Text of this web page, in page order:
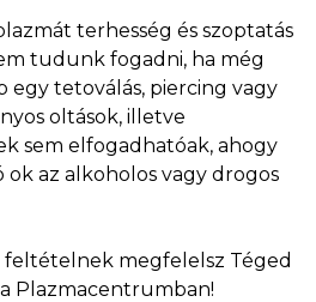
terhesség és szoptatás
tudunk fogadni, ha még
egy tetoválás, piercing vagy
oltások, illetve
sem elfogadhatóak, ahogy
az alkoholos vagy drogos
megfelelsz Téged
Plazmacentrumban!